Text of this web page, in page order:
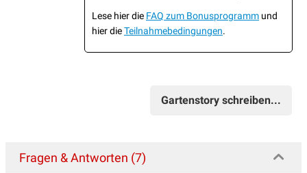
Lese hier die FAQ zum Bonusprogramm und
hier dieTeilnahmebedingungen.
Gartenstory schreiben...
Fragen & Antworten (7)